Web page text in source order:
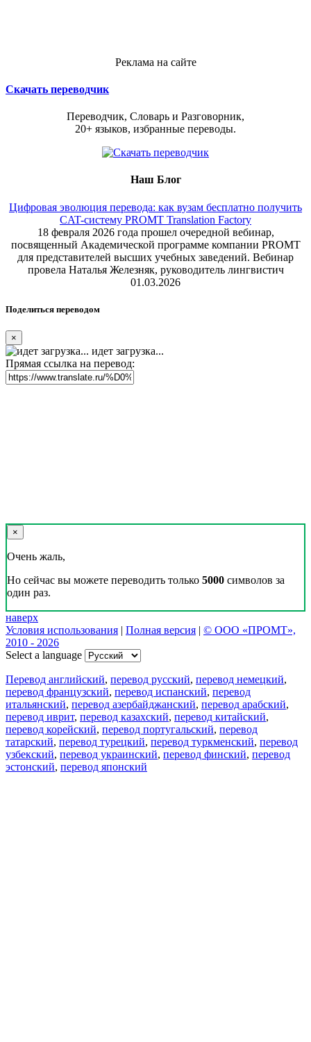
Реклама на сайте
Скачать переводчик
Переводчик, Словарь и Разговорник,
20+ языков, избранные переводы.
Наш Блог
Цифровая эволюция перевода: как вузам бесплатно получить
CAT-систему PROMT Translation Factory
18 февраля 2026 года прошел очередной вебинар,
посвященный Академической программе компании PROMT
для представителей высших учебных заведений. Вебинар
провела Наталья Железняк, руководитель лингвистич
01.03.2026
Поделиться переводом
×
идет загрузка...
Прямая ссылка на перевод:
×
Очень жаль,
Но сейчас вы можете переводить только 5000 символов за
один раз.
наверх
Условия использования | Полная версия | © ООО «ПРОМТ»,
2010 - 2026
Select a language
Перевод английский, перевод русский, перевод немецкий,
перевод французский, перевод испанский, перевод
итальянский, перевод азербайджанский, перевод арабский,
перевод иврит, перевод казахский, перевод китайский,
перевод корейский, перевод португальский, перевод
татарский, перевод турецкий, перевод туркменский, перевод
узбекский, перевод украинский, перевод финский, перевод
эстонский, перевод японский